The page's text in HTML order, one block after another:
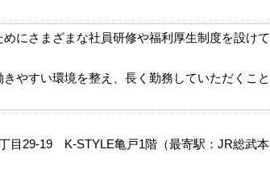
にさまざまな社員研修や福利厚生制度を設けて
やすい環境を整え、長く勤務していただくこと
目29-19 K-STYLE亀戸1階（最寄駅：JR総武本